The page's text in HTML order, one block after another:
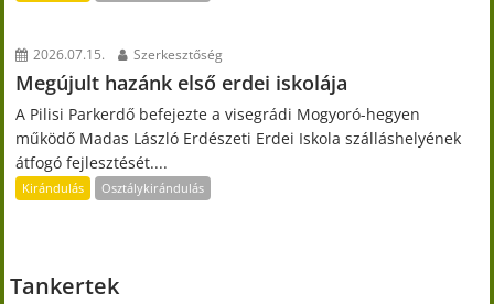
2026.07.15. Szerkesztőség
Megújult hazánk első erdei iskolája
A Pilisi Parkerdő befejezte a visegrádi Mogyoró-hegyen
működő Madas László Erdészeti Erdei Iskola szálláshelyének
átfogó fejlesztését....
Kirándulás Osztálykirándulás
Tankertek